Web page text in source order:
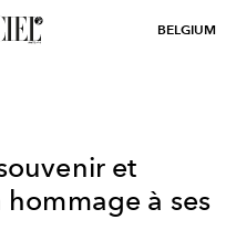
BELGIUM
et
hommage à ses